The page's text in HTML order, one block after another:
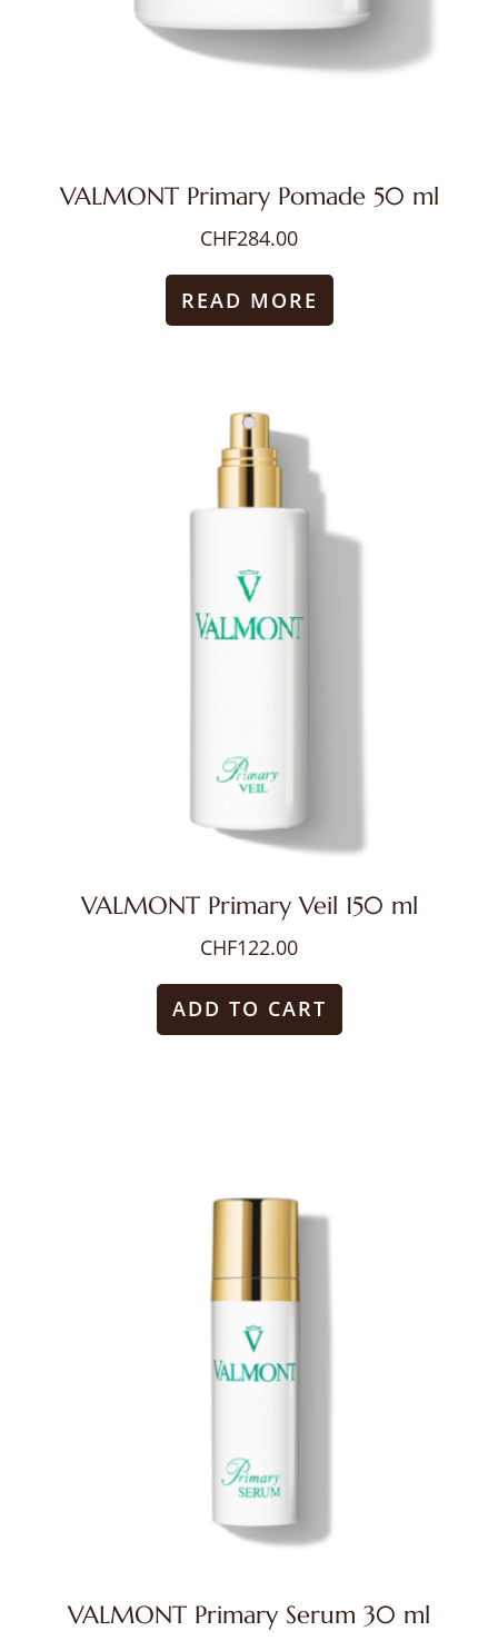
VALMONT Primary Pomade 50 ml
CHF284.00
READ MORE
VALMONT Primary Veil 150 ml
CHF122.00
ADD TO CART
VALMONT Primary Serum 30 ml